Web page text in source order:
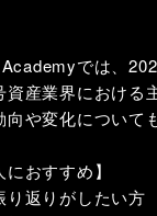
では、
資産業界における
や変化について
におすすめ】
り返りがしたい方